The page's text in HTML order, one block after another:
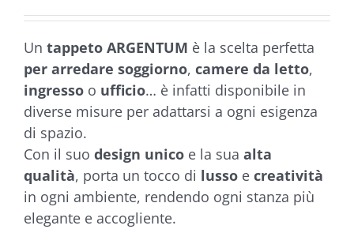
€449,90
Un tappeto ARGENTUM è la scelta perfetta
per arredare soggiorno, camere da letto,
ingresso o ufficio… è infatti disponibile in
diverse misure per adattarsi a ogni esigenza
di spazio.
Con il suo design unico e la sua alta
qualità, porta un tocco di lusso e creatività
in ogni ambiente, rendendo ogni stanza più
elegante e accogliente.